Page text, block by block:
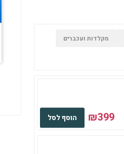
מקלדות ועכברים
₪399 הוסף לסל